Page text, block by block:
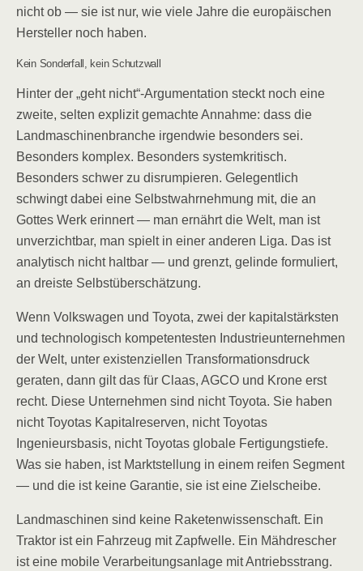
nicht ob — sie ist nur, wie viele Jahre die europäischen
Hersteller noch haben.
Kein Sonderfall, kein Schutzwall
Hinter der „geht nicht“-Argumentation steckt noch eine
zweite, selten explizit gemachte Annahme: dass die
Landmaschinenbranche irgendwie besonders sei.
Besonders komplex. Besonders systemkritisch.
Besonders schwer zu disrumpieren. Gelegentlich
schwingt dabei eine Selbstwahrnehmung mit, die an
Gottes Werk erinnert — man ernährt die Welt, man ist
unverzichtbar, man spielt in einer anderen Liga. Das ist
analytisch nicht haltbar — und grenzt, gelinde formuliert,
an dreiste Selbstüberschätzung.
Wenn Volkswagen und Toyota, zwei der kapitalstärksten
und technologisch kompetentesten Industrieunternehmen
der Welt, unter existenziellen Transformationsdruck
geraten, dann gilt das für Claas, AGCO und Krone erst
recht. Diese Unternehmen sind nicht Toyota. Sie haben
nicht Toyotas Kapitalreserven, nicht Toyotas
Ingenieursbasis, nicht Toyotas globale Fertigungstiefe.
Was sie haben, ist Marktstellung in einem reifen Segment
— und die ist keine Garantie, sie ist eine Zielscheibe.
Landmaschinen sind keine Raketenwissenschaft. Ein
Traktor ist ein Fahrzeug mit Zapfwelle. Ein Mähdrescher
ist eine mobile Verarbeitungsanlage mit Antriebsstrang.